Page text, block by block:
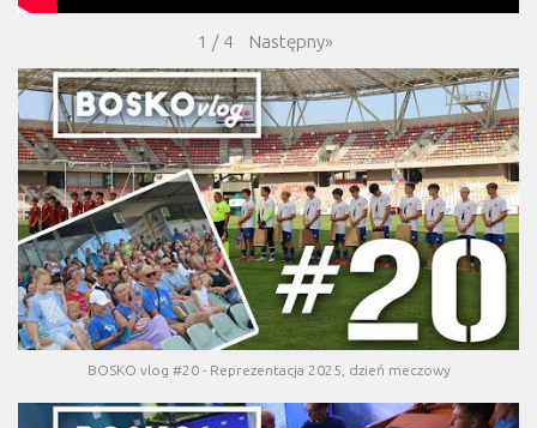
1 / 4 Następny»
BOSKO vlog #20 - Reprezentacja 2025, dzień meczowy